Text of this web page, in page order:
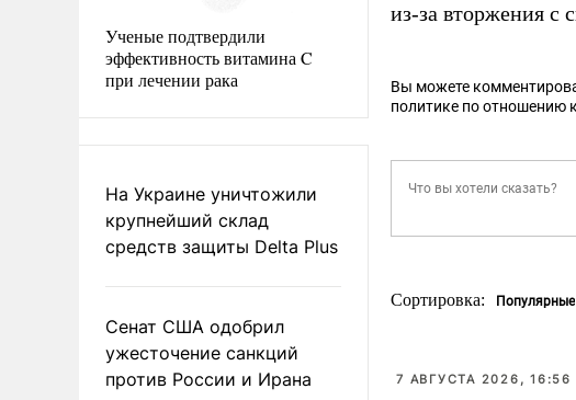
Ученые подтвердили
эффективность витамина C
при лечении рака
На Украине уничтожили
крупнейший склад
средств защиты Delta Plus
Сенат США одобрил
ужесточение санкций
против России и Ирана
из-за вторжения с
Вы можете
политике по отношению
Сортировка:
7 АВГУСТА 2026, 16:56